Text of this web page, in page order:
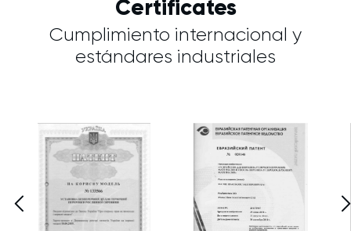
Certificates
Cumplimiento internacional y
estándares industriales